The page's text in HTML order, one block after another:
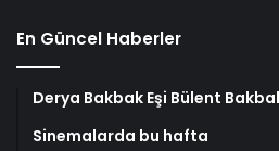
En Güncel Haberler
Derya Bakbak Eşi Bülent
Sinemalarda bu hafta